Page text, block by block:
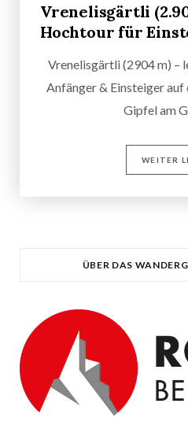
Vrenelisgärtli
Hochtour für
Vrenelisgärtli (2904 m) –
Anfänger & Einsteiger auf
Gipfel am
WEITER
ÜBER DAS